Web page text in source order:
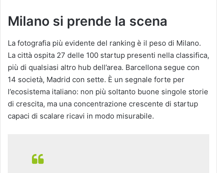
Milano si prende la scena
La fotografia più evidente del ranking è il peso di Milano.
La città ospita 27 delle 100 startup presenti nella classifica,
più di qualsiasi altro hub dell’area. Barcellona segue con
14 società, Madrid con sette. È un segnale forte per
l’ecosistema italiano: non più soltanto buone singole storie
di crescita, ma una concentrazione crescente di startup
capaci di scalare ricavi in modo misurabile.